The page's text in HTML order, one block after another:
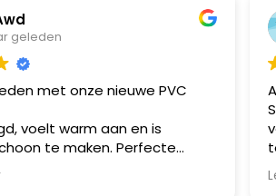
geleden
met onze nieuwe PVC
voelt warm aan en is
te maken. Perfecte
stijl en praktisch gebruik.